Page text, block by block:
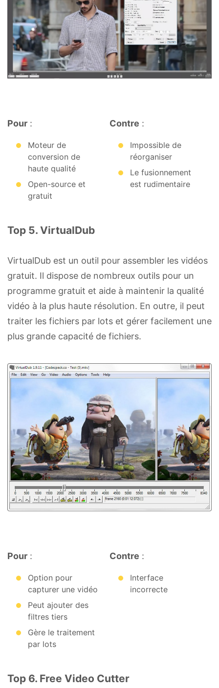
Pour :
Moteur de
conversion de
haute qualité
Open-source et
gratuit
Contre :
Impossible de
réorganiser
Le fusionnement
est rudimentaire
Top 5. VirtualDub
VirtualDub est un outil pour assembler les vidéos
gratuit. Il dispose de nombreux outils pour un
programme gratuit et aide à maintenir la qualité
vidéo à la plus haute résolution. En outre, il peut
traiter les fichiers par lots et gérer facilement une
plus grande capacité de fichiers.
Pour :
Option pour
capturer une vidéo
Peut ajouter des
filtres tiers
Gère le traitement
par lots
Contre :
Interface
incorrecte
Top 6. Free Video Cutter